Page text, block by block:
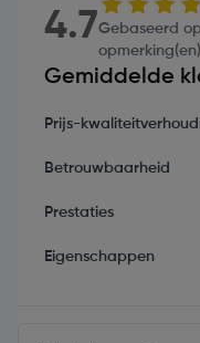
4.7Gebaseerd
opmerking(en)
Gemiddelde
Prijs-
Betrouwbaarheid
Prestaties
Eigenschappen